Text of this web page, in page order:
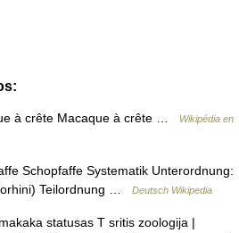
à crête Macaque à crête …
Wikipédia en
Schopfaffe Systematik Unterordnung:
Teilordnung …
Deutsch Wikipedia
statusas T sritis zoologija |